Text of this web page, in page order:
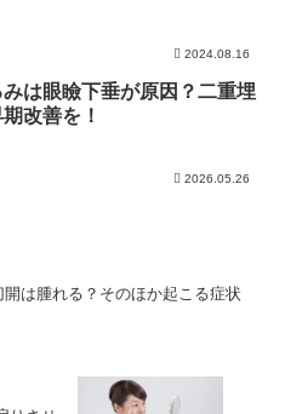
2024.08.16
みは眼瞼下垂が原因？二重埋
改善を！
2026.05.26
開は腫れる？そのほか起こる症状